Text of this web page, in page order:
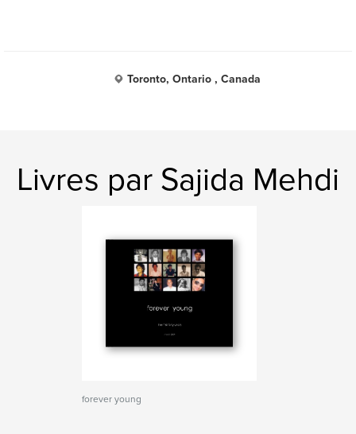
Toronto, Ontario , Canada
Livres par Sajida Mehdi
forever young